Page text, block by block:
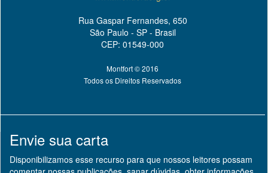
Rua Gaspar Fernandes, 650
São Paulo - SP - Brasil
CEP: 01549-000
Montfort © 2016
Todos os Direitos Reservados
Envie sua carta
Disponibilizamos esse recurso para que nossos leitores possam